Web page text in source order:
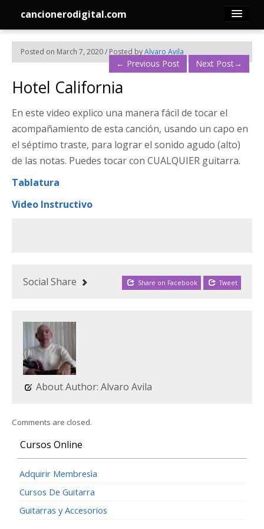
cancionerodigital.com
Inicio
Acordes
Guitarra
Tabs
Posted on March 7, 2020 / Posted byAlvaro Avila
← Previous Post Next Post→
Hotel California
En este video explico una manera fácil de tocar el
acompañamiento de esta canción, usando un capo en
el séptimo traste, para lograr el sonido agudo (alto)
de las notas. Puedes tocar con CUALQUIER guitarra.
Tablatura
Video Instructivo
Social Share Share on Facebook Tweet
About Author: Alvaro Avila
Comments are closed.
Cursos Online
Adquirir Membresìa
Cursos De Guitarra
Guitarras y Accesorios